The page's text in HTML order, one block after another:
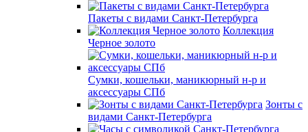
Пакеты с видами Санкт-Петербурга
Коллекция
Черное золото
Сумки, кошельки, маникюрный н-р и
аксессуары СПб
Зонты с
видами Санкт-Петербурга